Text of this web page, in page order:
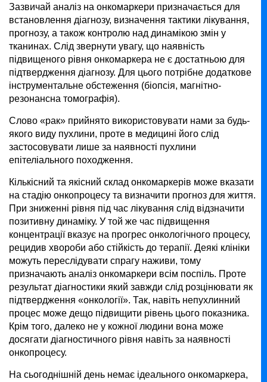
Зазвичай аналіз на онкомаркери призначається для
встановлення діагнозу, визначення тактики лікування,
прогнозу, а також контролю над динамікою змін у
тканинах. Слід звернути увагу, що наявність
підвищеного рівня онкомаркера не є достатньою для
підтвердження діагнозу. Для цього потрібне додаткове
інструментальне обстеження (біопсія, магнітно-
резонансна томографія).
Слово «рак» прийнято використовувати нами за будь-
якого виду пухлини, проте в медицині його слід
застосовувати лише за наявності пухлини
епітеліального походження.
Кількісний та якісний склад онкомаркерів може вказати
на стадію онкопроцесу та визначити прогноз для життя.
При зниженні рівня під час лікування слід відзначити
позитивну динаміку. У той же час підвищення
концентрації вказує на прогрес онкологічного процесу,
рецидив хвороби або стійкість до терапії. Деякі клініки
можуть переслідувати спрагу наживи, тому
призначають аналіз онкомаркери всім поспіль. Проте
результат діагностики який завжди слід розцінювати як
підтвердження «онкології». Так, навіть непухлинний
процес може дещо підвищити рівень цього показника.
Крім того, далеко не у кожної людини вона може
досягати діагностичного рівня навіть за наявності
онкопроцесу.
На сьогоднішній день немає ідеального онкомаркера,